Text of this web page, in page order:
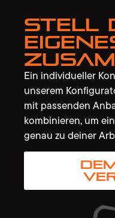
Stell
Ein individueller
unserem
mit passenden
kombinieren, um
genau zu deiner